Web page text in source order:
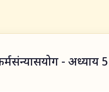
- अध्याय 5